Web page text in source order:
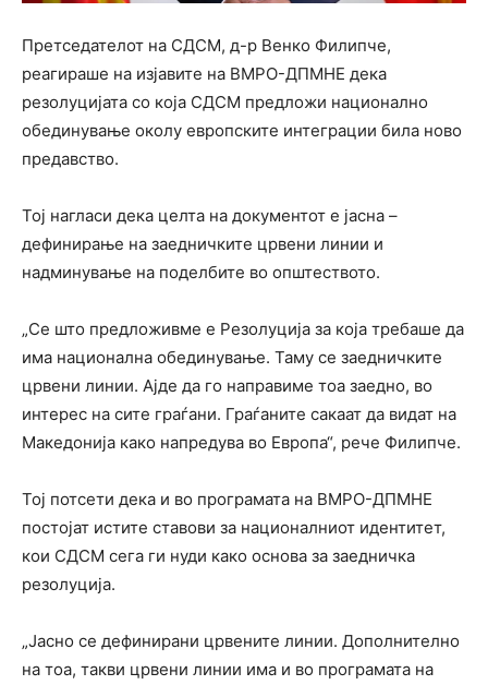
Претседателот на СДСМ, д-р Венко Филипче,
реагираше на изјавите на ВМРО-ДПМНЕ дека
резолуцијата со која СДСМ предложи национално
обединување околу европските интеграции била ново
предавство.
Тој нагласи дека целта на документот е јасна –
дефинирање на заедничките црвени линии и
надминување на поделбите во општеството.
„Се што предложивме е Резолуција за која требаше да
има национална обединување. Таму се заедничките
црвени линии. Ајде да го направиме тоа заедно, во
интерес на сите граѓани. Граѓаните сакаат да видат на
Македонија како напредува во Европа“, рече Филипче.
Тој потсети дека и во програмата на ВМРО-ДПМНЕ
постојат истите ставови за националниот идентитет,
кои СДСМ сега ги нуди како основа за заедничка
резолуција.
„Јасно се дефинирани црвените линии. Дополнително
на тоа, такви црвени линии има и во програмата на